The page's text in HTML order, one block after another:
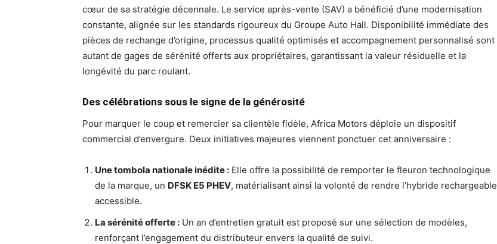
cœur de sa stratégie décennale. Le service après-vente (SAV) a bénéficié d’une modernisation
constante, alignée sur les standards rigoureux du Groupe Auto Hall. Disponibilité immédiate des
pièces de rechange d’origine, processus qualité optimisés et accompagnement personnalisé sont
autant de gages de sérénité offerts aux propriétaires, garantissant la valeur résiduelle et la
longévité du parc roulant.
Des célébrations sous le signe de la générosité
Pour marquer le coup et remercier sa clientèle fidèle, Africa Motors déploie un dispositif
commercial d’envergure. Deux initiatives majeures viennent ponctuer cet anniversaire :
Une tombola nationale inédite : Elle offre la possibilité de remporter le fleuron technologique
de la marque, un DFSK E5 PHEV, matérialisant ainsi la volonté de rendre l’hybride rechargeable
accessible.
La sérénité offerte : Un an d’entretien gratuit est proposé sur une sélection de modèles,
renforçant l’engagement du distributeur envers la qualité de suivi.